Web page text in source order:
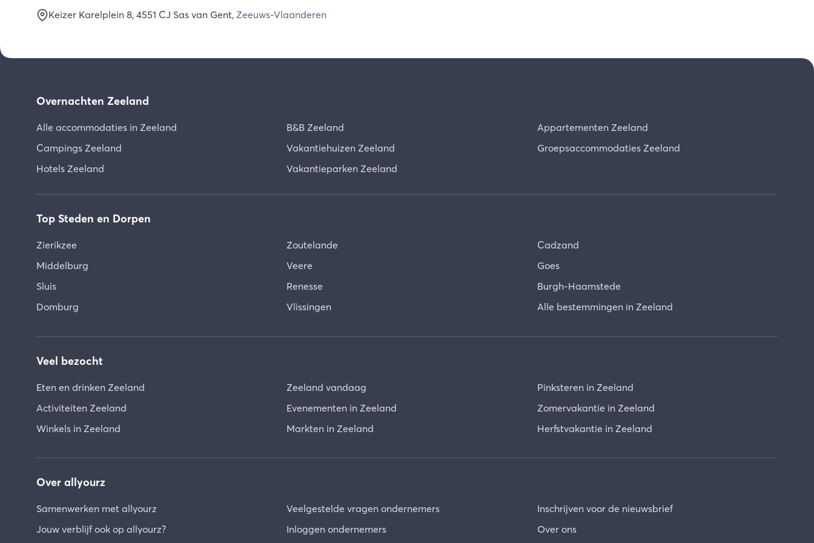
Keizer Karelplein 8, 4551 CJ Sas van Gent, Zeeuws-Vlaanderen
Overnachten Zeeland
Alle accommodaties in Zeeland
Campings Zeeland
Hotels Zeeland
B&B Zeeland
Vakantiehuizen Zeeland
Vakantieparken Zeeland
Appartementen Zeeland
Groepsaccommodaties Zeeland
Top Steden en Dorpen
Zierikzee
Middelburg
Sluis
Domburg
Zoutelande
Veere
Renesse
Vlissingen
Cadzand
Goes
Burgh-Haamstede
Alle bestemmingen in Zeeland
Veel bezocht
Eten en drinken Zeeland
Activiteiten Zeeland
Winkels in Zeeland
Zeeland vandaag
Evenementen in Zeeland
Markten in Zeeland
Pinksteren in Zeeland
Zomervakantie in Zeeland
Herfstvakantie in Zeeland
Over allyourz
Samenwerken met allyourz
Jouw verblijf ook op allyourz?
Veelgestelde vragen ondernemers
Inloggen ondernemers
Inschrijven voor de nieuwsbrief
Over ons